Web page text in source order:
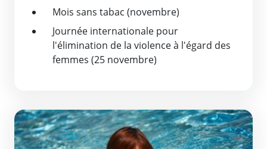
Mois sans tabac (novembre)
Journée internationale pour
l'élimination de la violence à l'égard des
femmes (25 novembre)
Activités sportives
En savoir plus